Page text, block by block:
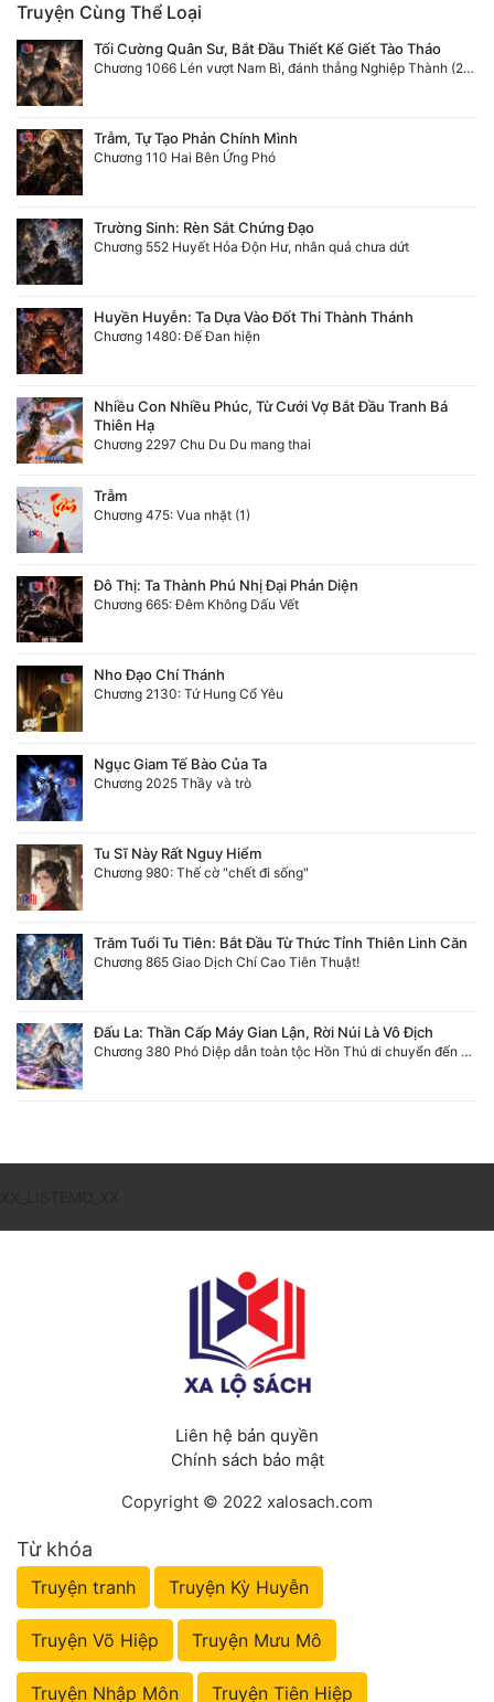
Truyện Cùng Thể Loại
Tối Cường Quân Sư, Bắt Đầu Thiết Kế Giết Tào Tháo
Chương 1066 Lén vượt Nam Bì, đánh thẳng Nghiệp Thành (2/2)
Trẫm, Tự Tạo Phản Chính Mình
Chương 110 Hai Bên Ứng Phó
Trường Sinh: Rèn Sắt Chứng Đạo
Chương 552 Huyết Hỏa Độn Hư, nhân quả chưa dứt
Huyền Huyễn: Ta Dựa Vào Đốt Thi Thành Thánh
Chương 1480: Đế Đan hiện
Nhiều Con Nhiều Phúc, Từ Cưới Vợ Bắt Đầu Tranh Bá
Thiên Hạ
Chương 2297 Chu Du Du mang thai
Trẫm
Chương 475: Vua nhặt (1)
Đô Thị: Ta Thành Phú Nhị Đại Phản Diện
Chương 665: Đêm Không Dấu Vết
Nho Đạo Chí Thánh
Chương 2130: Tứ Hung Cổ Yêu
Ngục Giam Tế Bào Của Ta
Chương 2025 Thầy và trò
Tu Sĩ Này Rất Nguy Hiểm
Chương 980: Thế cờ "chết đi sống"
Trăm Tuổi Tu Tiên: Bắt Đầu Từ Thức Tỉnh Thiên Linh Căn
Chương 865 Giao Dịch Chí Cao Tiên Thuật!
Đấu La: Thần Cấp Máy Gian Lận, Rời Núi Là Vô Địch
Chương 380 Phó Diệp dẫn toàn tộc Hồn Thú di chuyển đến Sâm La Tinh, chúng thần Thần Giới kinh ngạc!
Liên hệ bản quyền
Chính sách bảo mật
Copyright © 2022 xalosach.com
Từ khóa
Truyện tranh Truyện Kỳ Huyễn
Truyện Võ Hiệp Truyện Mưu Mô
Truyện Nhập Môn Truyện Tiên Hiệp